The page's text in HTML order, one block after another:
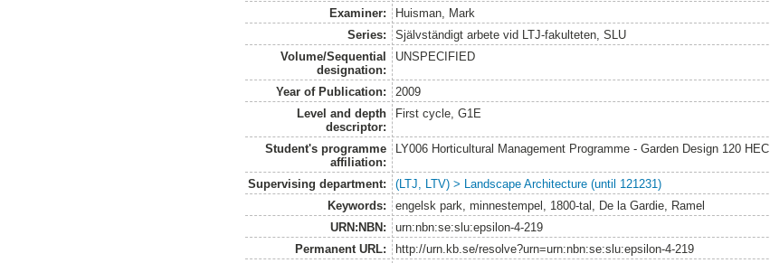
Examiner:
Huisman, Mark
Series:
Självständigt arbete vid LTJ-fakulteten, SLU
Volume/Sequential
designation:
UNSPECIFIED
Year of Publication:
2009
Level and depth
descriptor:
First cycle, G1E
Student's programme
affiliation:
LY006 Horticultural Management Programme - Garden Design 120 HEC
Supervising department:
(LTJ, LTV) > Landscape Architecture (until 121231)
Keywords:
engelsk park, minnestempel, 1800-tal, De la Gardie, Ramel
URN:NBN:
urn:nbn:se:slu:epsilon-4-219
Permanent URL:
http://urn.kb.se/resolve?urn=urn:nbn:se:slu:epsilon-4-219